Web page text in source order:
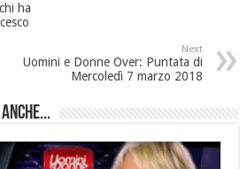
ha
Next
Uomini e Donne Over: Puntata di
Mercoledì 7 marzo 2018